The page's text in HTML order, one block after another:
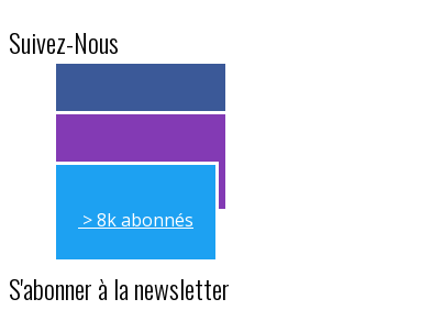
Suivez-Nous
> 11k abonnés
> 11k abonnés
> 8k abonnés
S'abonner à la newsletter